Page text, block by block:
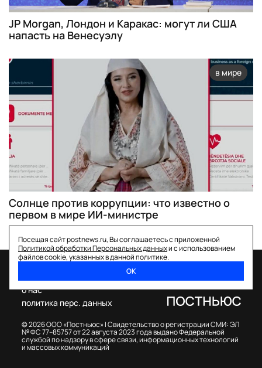
JP Morgan, Лондон и Каракас: могут ли США
напасть на Венесуэлу
в мире
Солнце против коррупции: что известно о
первом в мире ИИ-министре
Посещая сайт postnews.ru, Вы соглашаетесь с приложенной
Политикой обработки Персональных данныхи с использованием
файлов cookie, указанных в данной политике.
ОК
© 2026 ООО «Постньюс» |Свидетельство о регистрации СМИ: ЭЛ
№ ФС 77–85757 от 22 августа 2023 года выдано Федеральной
службой по надзору в сфере связи, информационных технологий
и массовых коммуникаций
о нас
политика перс. данных